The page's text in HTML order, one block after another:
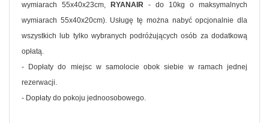
wymiarach 55x40x23cm,
RYANAIR - do 10kg o maksymalnych
wymiarach 55x40x20cm). Usługę tę można nabyć opcjonalnie dla
wszystkich lub tylko wybranych podróżujących osób za dodatkową
opłatą.
- Dopłaty do miejsc w samolocie obok siebie w ramach jednej
rezerwacji.
- Dopłaty do pokoju jednoosobowego.